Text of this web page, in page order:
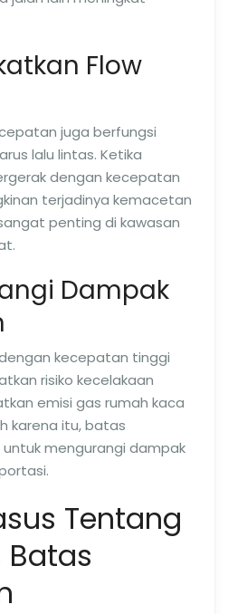
Flow
juga berfungsi
lalu lintas. Ketika
dengan kecepatan
terjadinya kemacetan
penting di kawasan
Dampak
kecepatan tinggi
risiko kecelakaan
emisi gas rumah kaca
karena itu, batas
mengurangi dampak
Tentang
Batas